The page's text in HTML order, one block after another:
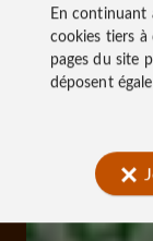
En continuant
cookies tiers à
pages du site
déposent